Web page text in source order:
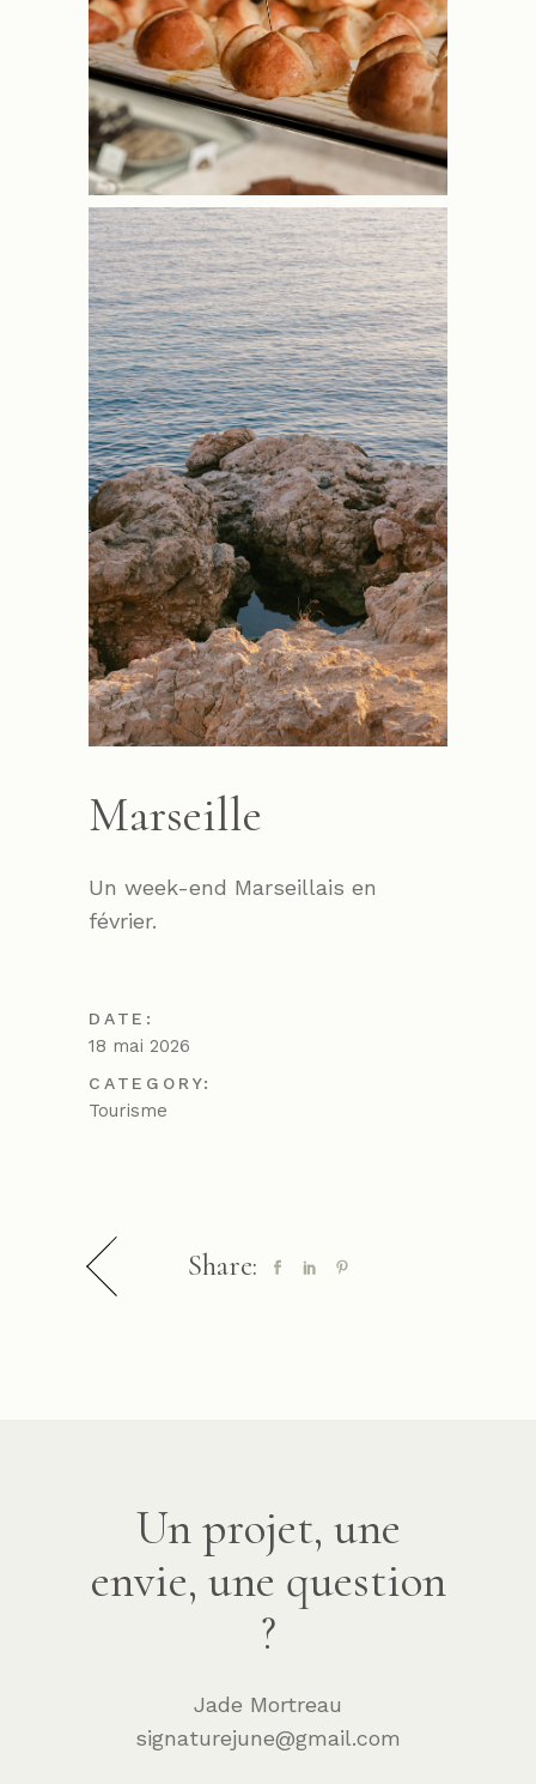
Marseille
Un week-end Marseillais en
février.
DATE:
18 mai 2026
CATEGORY:
Tourisme
Share:
Un projet, une
envie, une question
?
Jade Mortreau
signaturejune@gmail.com